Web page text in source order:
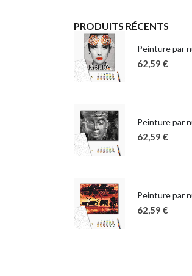
PRODUITS RÉCENTS
Peinture par
62,59 €
Peinture par
62,59 €
Peinture par
62,59 €